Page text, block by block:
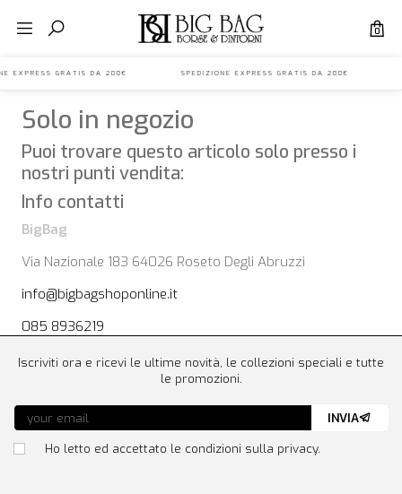
0
EXPRESS GRATIS DA 200€ SPEDIZIONE EXPRESS GRATIS DA
Solo in negozio
Puoi trovare questo articolo solo presso i
nostri punti vendita:
Info contatti
BigBag
Via Nazionale 183 64026 Roseto Degli Abruzzi
info@bigbagshoponline.it
085 8936219
Iscriviti ora e ricevi le ultime novità, le collezioni speciali e tutte
le promozioni.
Ho letto ed accettato le condizioni sulla privacy.
INVIA